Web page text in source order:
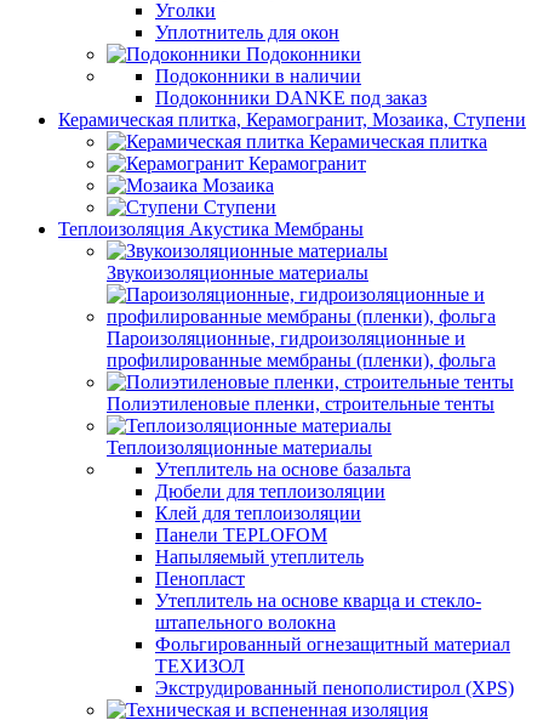
Уголки
Уплотнитель для окон
Подоконники
Подоконники в наличии
Подоконники DANKE под заказ
Керамическая плитка, Керамогранит, Мозаика, Ступени
Керамическая плитка
Керамогранит
Мозаика
Ступени
Теплоизоляция Акустика Мембраны
Звукоизоляционные материалы
Пароизоляционные, гидроизоляционные и
профилированные мембраны (пленки), фольга
Полиэтиленовые пленки, строительные тенты
Теплоизоляционные материалы
Утеплитель на основе базальта
Дюбели для теплоизоляции
Клей для теплоизоляции
Панели TEPLOFOM
Напыляемый утеплитель
Пенопласт
Утеплитель на основе кварца и стекло-
штапельного волокна
Фольгированный огнезащитный материал
ТЕХИЗОЛ
Экструдированный пенополистирол (XPS)